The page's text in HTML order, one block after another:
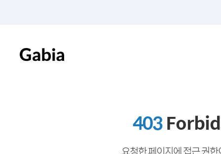
403
요청한 페이지에 접근 권